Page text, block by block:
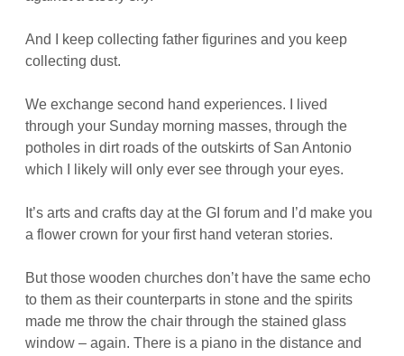
And I keep collecting father figurines and you keep
collecting dust.
We exchange second hand experiences. I lived
through your Sunday morning masses, through the
potholes in dirt roads of the outskirts of San Antonio
which I likely will only ever see through your eyes.
It’s arts and crafts day at the GI forum and I’d make you
a flower crown for your first hand veteran stories.
But those wooden churches don’t have the same echo
to them as their counterparts in stone and the spirits
made me throw the chair through the stained glass
window – again. There is a piano in the distance and